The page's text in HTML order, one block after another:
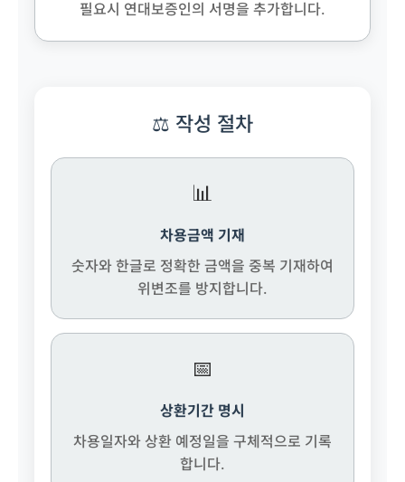
필요시 연대보증인의 서명을 추가합니다.
⚖️ 작성 절차
📊
차용금액 기재
숫자와 한글로 정확한 금액을 중복 기재하여
위변조를 방지합니다.
📅
상환기간 명시
차용일자와 상환 예정일을 구체적으로 기록
합니다.